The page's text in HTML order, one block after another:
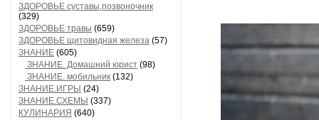
ЗДОРОВЬЕ суставы,позвоночник
(329)
ЗДОРОВЬЕ травы (659)
ЗДОРОВЬЕ щитовидная железа (57)
ЗНАНИЕ (605)
ЗНАНИЕ. Домашний юрист (98)
ЗНАНИЕ. мобильник (132)
ЗНАНИЕ.ИГРЫ (24)
ЗНАНИЕ.СХЕМЫ (337)
КУЛИНАРИЯ (640)